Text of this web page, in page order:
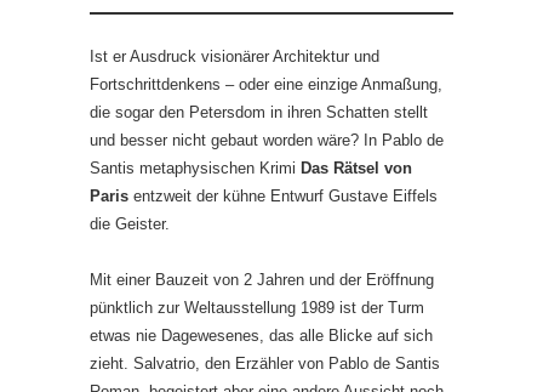
Ist er Ausdruck visionärer Architektur und
Fortschrittdenkens – oder eine einzige Anmaßung,
die sogar den Petersdom in ihren Schatten stellt
und besser nicht gebaut worden wäre? In Pablo de
Santis metaphysischen Krimi Das Rätsel von
Paris entzweit der kühne Entwurf Gustave Eiffels
die Geister.
Mit einer Bauzeit von 2 Jahren und der Eröffnung
pünktlich zur Weltausstellung 1989 ist der Turm
etwas nie Dagewesenes, das alle Blicke auf sich
zieht. Salvatrio, den Erzähler von Pablo de Santis